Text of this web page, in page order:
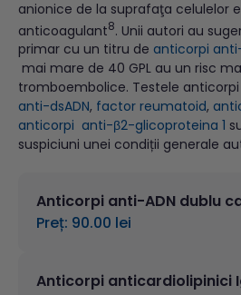
anionice de la suprafaţa celulelor
anticoagulant8. Unii autori au
primar cu un titru de anticorpi
mai mare de 40 GPL au un risc
tromboembolice. Testele anticorpi
anti-dsADN, factor reumatoid,
anticorpi anti-β2-glicoproteina 1
suspiciuni unei condiții generale
Anticorpi anti-ADN dublu
Preț: 90.00 lei
Anticorpi anticardiolipinici